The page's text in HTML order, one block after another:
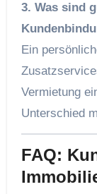
3. Was sind
Ein
Vermietung
Unterschied
FAQ: